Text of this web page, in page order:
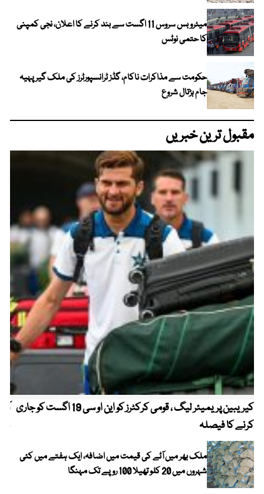
میٹرو بس سروس 11 اگست سے بند کرنے کا اعلان، نجی کمپنی
کا حتمی نوٹس
حکومت سے مذاکرات ناکام، گڈز ٹرانسپورٹرز کی ملک گیر پہیہ
جام ہڑتال شروع
مقبول ترین خبریں
کیریبین پریمیئر لیگ ، قومی کرکٹرز کو این او سی 19 اگست کو جاری
کرنے کا فیصلہ
ملک بھر میں آٹے کی قیمت میں اضافہ، ایک ہفتے میں کئی
شہروں میں 20 کلو تھیلا 100 روپے تک مہنگا